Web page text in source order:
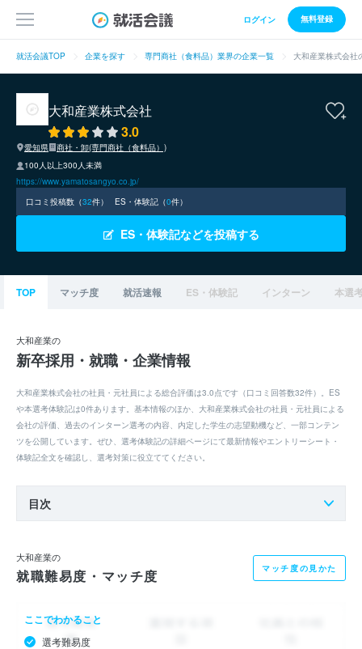
ログイン 無料登録
就活会議TOP 企業を探す 専門商社（食料品）業界の企業一覧 大和産業株式会社
大和産業株式会社
3.0
愛知県
商社・卸(専門商社（食料品）)
100人以上300人未満
https://www.yamatosangyo.co.jp/
口コミ投稿数（32件） ES・体験記（0件）
ES・体験記などを投稿する
TOP マッチ度 就活速報 ES・体験記 インターン 本選
大和産業の
新卒採用・就職・企業情報
大和産業株式会社の社員・元社員による総合評価は3.0点です（口コミ回答数32件）。ES
や本選考体験記は0件あります。基本情報のほか、大和産業株式会社の社員・元社員による
会社の評価、過去のインターン選考の内容、内定した学生の志望動機など、一部コンテン
ツを公開しています。ぜひ、選考体験記の詳細ページにて最新情報やエントリーシート・
体験記全文を確認し、選考対策に役立ててください。
目次
大和産業の
就職難易度・マッチ度 マッチ度の見かた
ここでわかること
選考難易度